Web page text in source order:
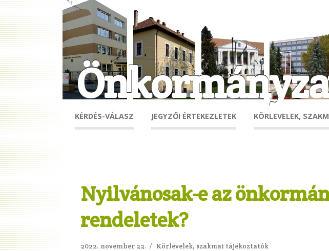
KÉRDÉS-VÁLASZ
JEGYZŐI ÉRTEKEZLETEK KÖRLEVELEK,
Nyilvánosak-e az
rendeletek?
2022. november 22. / Körlevelek, szakmai tájékoztatók